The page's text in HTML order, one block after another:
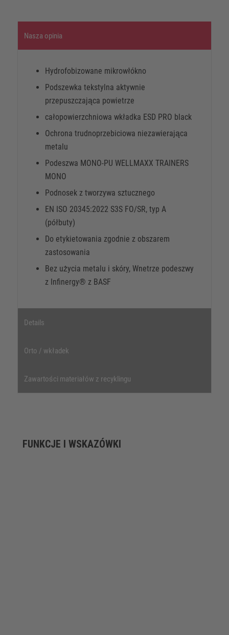
Nasza opinia
Hydrofobizowane mikrowłókno
Podszewka tekstylna aktywnie
przepuszczająca powietrze
całopowierzchniowa wkładka ESD PRO black
Ochrona trudnoprzebiciowa niezawierająca
metalu
Podeszwa MONO-PU WELLMAXX TRAINERS
MONO
Podnosek z tworzywa sztucznego
EN ISO 20345:2022 S3S FO/SR, typ A
(półbuty)
Do etykietowania zgodnie z obszarem
zastosowania
Bez użycia metalu i skóry, Wnetrze podeszwy
z Infinergy® z BASF
Details
Orto / wkładek
Zawartości materiałów z recyklingu
FUNKCJE I WSKAZÓWKI